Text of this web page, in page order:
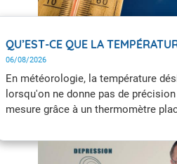
QU’EST-CE QUE LA
06/08/2026
En météorologie, la température
lorsqu'on ne donne pas de
mesure grâce à un thermomètre
du sol, de la neige, de la glace ou
mesurées à différents niveaux de